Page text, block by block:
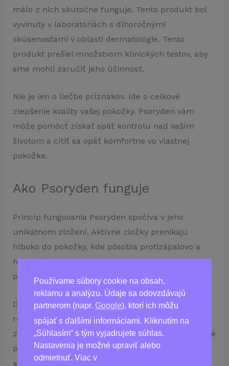
Používame súbory cookie na obsah,
reklamu a analýzu. Údaje sa odovzdávajú
partnerom (napr. Google), ktorí ich môžu
spájať s ďalšími informáciami. Kliknutím na
„Súhlasím“ s tým vyjadrujete súhlas.
Nastavenia je možné upraviť alebo
odmietnuť. Viac v
málo z nich skutočne funguje. Tento produkt bol
vyvinutý v laboratóriách s dlhoročnými
skúsenosťami v oblasti dermatológie. Tento
produkt prešiel množstvom klinických testov, aby
sme mohli zaručiť jeho účinnosť.
Nie je len o liečbe príznakov. Ide o celkové
zlepšenie kvality vašej pokožky. Psoryden vám
môže pomôcť získať späť kontrolu nad vaším
životom a cítiť sa opäť komfortne vo vlastnej
pokožke.
Ako Psoryden funguje
Princíp fungovania Psoryden spočíva v jeho
unikátnom zložení. Aktívne zložky prenikajú
hlboko do pokožky, kde pôsobia protizápalovo a
hydratačne. Týmto spôsobom sa redukujú
príznaky psoriázy priamo v mieste ich vzniku.
Dlhodobé používanie produktu podporuje
regeneráciu pokožky, znižuje svrbenie a zároveň
zabraňuje opätovnému vzniku psoriázy. Je dôležité
pokračovať v používaní aj po vymiznutí príznakov,
aby ste si zachovali zdravý vzhľad pokožky a